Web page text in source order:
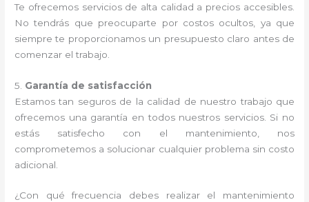
Te ofrecemos servicios de alta calidad a precios accesibles.
No tendrás que preocuparte por costos ocultos, ya que
siempre te proporcionamos un presupuesto claro antes de
comenzar el trabajo.
5. Garantía de satisfacción
Estamos tan seguros de la calidad de nuestro trabajo que
ofrecemos una garantía en todos nuestros servicios. Si no
estás satisfecho con el mantenimiento, nos
comprometemos a solucionar cualquier problema sin costo
adicional.
¿Con qué frecuencia debes realizar el mantenimiento